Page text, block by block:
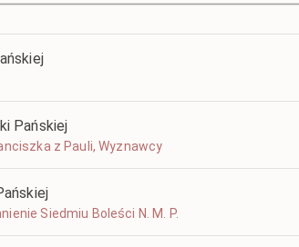
Pańskiej
z Pauli, Wyznawcy
Siedmiu Boleści N. M. P.